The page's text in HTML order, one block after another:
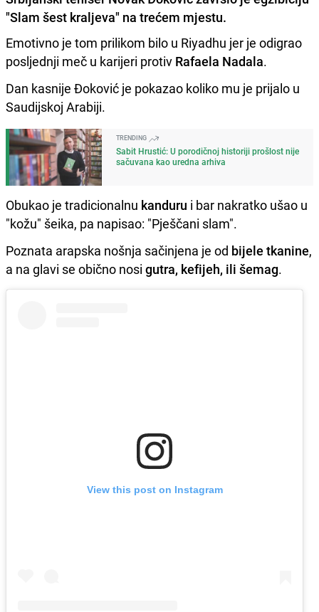
"Slam šest kraljeva" na trećem mjestu.
Emotivno je tom prilikom bilo u Riyadhu jer je odigrao
posljednji meč u karijeri protiv Rafaela Nadala.
Dan kasnije Đoković je pokazao koliko mu je prijalo u
Saudijskoj Arabiji.
TRENDING
Sabit Hrustić: U porodičnoj historiji prošlost nije
sačuvana kao uredna arhiva
Obukao je tradicionalnu kanduru i bar nakratko ušao u
"kožu" šeika, pa napisao: "Pješčani slam".
Poznata arapska nošnja sačinjena je od bijele tkanine,
a na glavi se obično nosi gutra, kefijeh, ili šemag.
View this post on Instagram